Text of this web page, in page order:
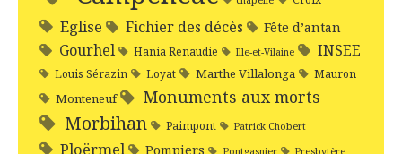
Eglise Fichier des décès Fête d’antan
Gourhel Hania Renaudie Ille-et-Vilaine INSEE
Louis Sérazin Loyat Marthe Villalonga Mauron
Monteneuf Monuments aux morts
Morbihan Paimpont Patrick Chobert
Ploërmel Pompiers Pontgasnier Presbytère